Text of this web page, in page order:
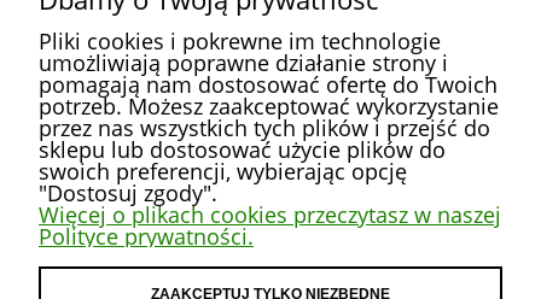
średnica fi 4,2 mm
POMOC
MOJE KONTO
Pliki cookies i pokrewne im technologie
umożliwiają poprawne działanie strony i
pomagają nam dostosować ofertę do Twoich
potrzeb. Możesz zaakceptować wykorzystanie
przez nas wszystkich tych plików i przejść do
sklepu lub dostosować użycie plików do
swoich preferencji, wybierając opcję
"Dostosuj zgody".
Więcej o plikach cookies przeczytasz w naszej
Polityce prywatności.
ZAAKCEPTUJ TYLKO NIEZBĘDNE